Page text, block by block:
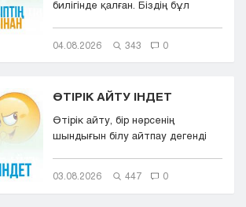
билігінде қалған. Біздің бұл
04.08.2026 343 0
ӨТІРІК АЙТУ ІНДЕТ
Өтірік айту, бір нәрсенің
шындығын білу айтпау дегенді
03.08.2026 447 0